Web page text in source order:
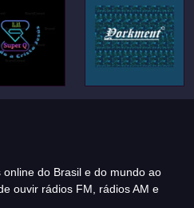
do Brasil e do mundo ao
ouvir rádios FM, rádios AM e